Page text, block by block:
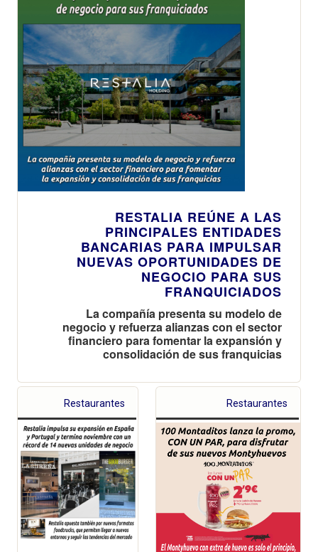
RESTALIA REÚNE A LAS
PRINCIPALES ENTIDADES
BANCARIAS PARA IMPULSAR
NUEVAS OPORTUNIDADES DE
NEGOCIO PARA SUS
FRANQUICIADOS
La compañía presenta su modelo de
negocio y refuerza alianzas con el sector
financiero para fomentar la expansión y
consolidación de sus franquicias
Restaurantes Restaurantes